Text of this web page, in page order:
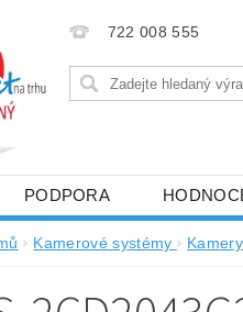
722 008 555
PODPORA
Kamerové systémy